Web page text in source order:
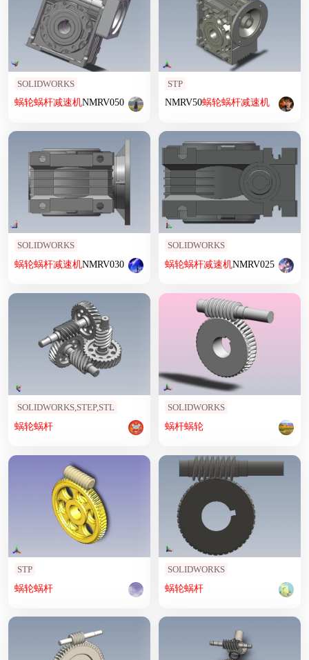
SOLIDWORKS
蜗轮蜗杆减速机NMRV050
STP
NMRV50蜗轮蜗杆减速机
SOLIDWORKS
蜗轮蜗杆减速机NMRV030
SOLIDWORKS
蜗轮蜗杆减速机NMRV025
SOLIDWORKS,STEP,STL
蜗轮蜗杆
SOLIDWORKS
蜗杆蜗轮
STP
蜗轮蜗杆
SOLIDWORKS
蜗轮蜗杆